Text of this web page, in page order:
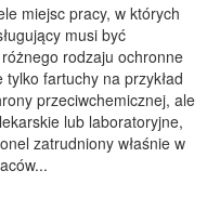
miejsc pracy, w których
musi być
rodzaju ochronne
tylko fartuchy na przykład
przeciwchemicznej, ale
lub laboratoryjne,
zatrudniony właśnie w